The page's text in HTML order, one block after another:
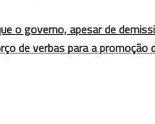
o governo, apesar de
de verbas para a